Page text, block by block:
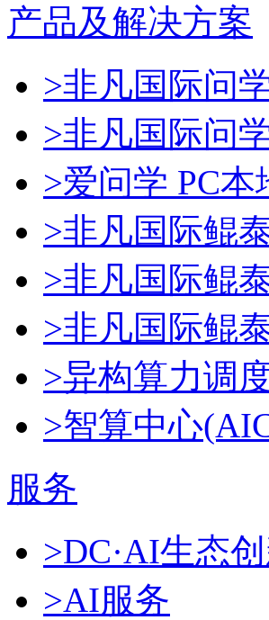
产品及解决方案
>非凡国际问
>非凡国际问
>爱问学 PC
>非凡国际鲲
>非凡国际鲲
>非凡国际鲲
>异构算力调
>智算中心
服务
>DC·AI生态
>AI服务